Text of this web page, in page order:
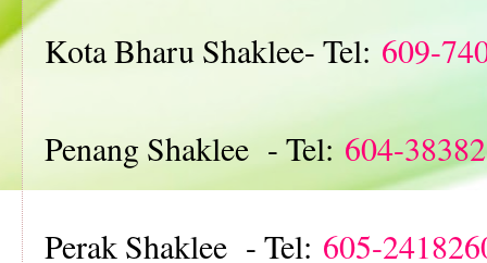
Kota Bharu Shaklee- Tel: 609-
Penang Shaklee - Tel: 604-
Perak Shaklee - Tel: 605-